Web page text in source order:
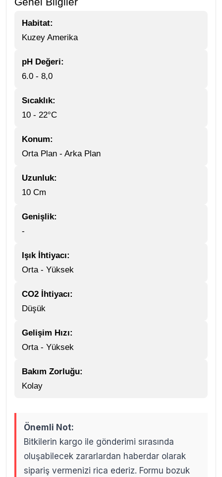
Habitat:
Kuzey Amerika
pH Değeri:
6.0 - 8,0
Sıcaklık:
10 - 22°C
Konum:
Orta Plan - Arka Plan
Uzunluk:
10 Cm
Genişlik:
-
Işık İhtiyacı:
Orta - Yüksek
CO2 İhtiyacı:
Düşük
Gelişim Hızı:
Orta - Yüksek
Bakım Zorluğu:
Kolay
Önemli Not:
Bitkilerin kargo ile gönderimi sırasında
oluşabilecek zararlardan haberdar olarak
sipariş vermenizi rica ederiz. Formu bozuk